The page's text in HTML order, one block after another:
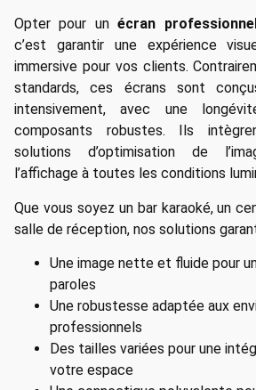
Opter pour unécran
c’est garantir une expérience
immersive pour vos clients.
standards, ces écrans sont
intensivement, avec une
composants robustes. Ils
solutions d’optimisation de
l’affichage à toutes les conditions
Que vous soyez un bar karaoké, un
salle de réception, nos solutions
Une image nette et fluide pour
paroles
Une robustesse adaptée aux
professionnels
Des tailles variées pour une
votre espace